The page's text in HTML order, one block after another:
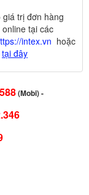
trị đơn hàng
tại các
intex.vn hoặc
tại đây
(Mobi) -